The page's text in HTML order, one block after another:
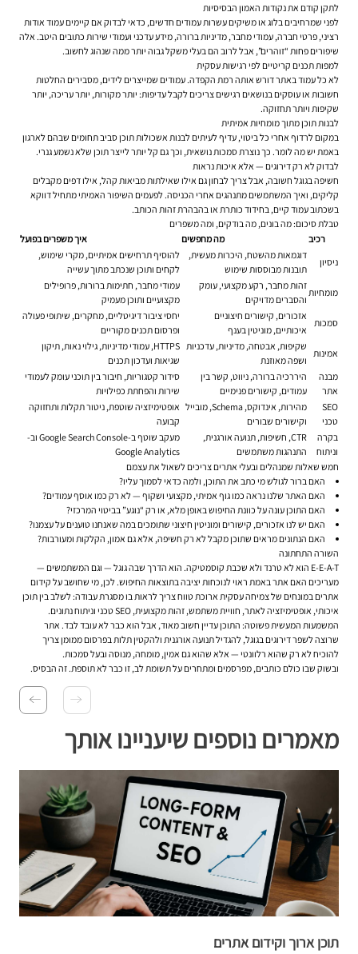
לתקן קודם את נקודות האמון הבסיסיות
לפני שמרחיבים בלוג או משיקים עשרות עמודים חדשים, כדאי לבדוק אם קיימים עמוד אודות
רציני, פרטי חברה, עמודי מחבר, מדיניות ברורה, מידע עדכני ועמודי שירות כתובים היטב. אלה
שיפורים פחות “זוהרים”, אבל לרוב הם בעלי משקל גבוה יותר ממה שנהוג לחשוב.
למפות תכנים קריטיים לפי רגישות עסקית
לא כל עמוד באתר דורש אותה רמת הקפדה. עמודים שמייצרים לידים, מסבירים החלטות
חשובות או עוסקים בנושאים רגישים צריכים לקבל עדיפות: יותר מקורות, יותר עריכה, יותר
שקיפות ויותר תחזוקה.
לבנות תוכן מתוך מומחיות אמיתית
במקום לרדוף אחרי כל ביטוי, עדיף לעיתים לבנות אשכולות תוכן סביב תחומים שבהם לארגון
באמת יש מה לומר. כך נוצרת סמכות נושאית, וכך גם קל יותר לייצר תוכן שלא נשמע גנרי.
לבדוק לא רק דירוגים — אלא איכות נראות
חשיפה בגוגל חשובה, אבל צריך לבחון גם אילו שאילתות מביאות קהל, אילו דפים מקבלים
קליקים, ואיך המשתמשים מתנהגים אחרי הכניסה. לפעמים השיפור האמיתי מתחיל דווקא
בשכתוב עמוד קיים, בחידוד כותרת או בהבהרת זהות הכותב.
טבלת סיכום: מה בונים, מה בודקים, ומה משפרים
רכיב
מה מחפשים
איך משפרים בפועל
ניסיון
דוגמאות מהשטח, היכרות מעשית,
תובנות מבוססות שימוש
להוסיף תרחישים אמיתיים, מקרי שימוש,
לקחים ותוכן שנכתב מתוך עשייה
מומחיות
זהות מחבר, רקע מקצועי, עומק
והסברים מדויקים
עמודי מחבר, חתימות ברורות, פרופילים
מקצועיים ותוכן מעמיק
סמכות
אזכורים, קישורים חיצוניים
איכותיים, מוניטין בענף
יחסי ציבור דיגיטליים, מחקרים, שיתופי פעולה
ופרסום תכנים מקוריים
אמינות
שקיפות, אבטחה, מדיניות, עדכניות
ושפה מאוזנת
HTTPS, עמודי מדיניות, גילוי נאות, תיקון
שגיאות ועדכון תכנים
מבנה
אתר
היררכיה ברורה, ניווט, קשר בין
עמודים, קישורים פנימיים
סידור קטגוריות, חיבור בין תוכני עומק לעמודי
שירות והפחתת כפילויות
SEO
טכני
מהירות, אינדוקס, Schema, מובייל
וקישורים שבורים
אופטימיזציה שוטפת, ניטור תקלות ותחזוקה
קבועה
בקרה
וניתוח
CTR, חשיפות, תנועה אורגנית,
התנהגות משתמשים
מעקב שוטף ב-Google Search Console וב-
Google Analytics
חמש שאלות שמנהלים ובעלי אתרים צריכים לשאול את עצמם
האם ברור לגולש מי כתב את התוכן, ולמה כדאי לסמוך עליו?
האם האתר שלנו נראה כמו גוף אמיתי, מקצועי ושקוף — לא רק כמו אוסף עמודים?
האם התוכן עונה על כוונת החיפוש באופן מלא, או רק “נוגע” בביטוי המרכזי?
האם יש לנו אזכורים, קישורים ומוניטין חיצוני שתומכים במה שאנחנו טוענים על עצמנו?
האם הנתונים מראים שתוכן מקבל לא רק חשיפה, אלא גם אמון, הקלקות ומעורבות?
השורה התחתונה
E-E-A-T הוא לא טרנד ולא שכבת קוסמטיקה. הוא הדרך שבה גוגל — וגם המשתמשים —
מעריכים האם אתר באמת ראוי לנוכחות יציבה בתוצאות החיפוש. לכן, מי שחושב על קידום
אתרים במונחים של צמיחה עסקית ארוכת טווח צריך לראות בו מסגרת עבודה: לשלב בין תוכן
איכותי, אופטימיזציה לאתר, חוויית משתמש, זהות מקצועית, SEO טכני וניתוח נתונים.
המשמעות המעשית פשוטה: התוכן עדיין חשוב מאוד, אבל הוא כבר לא עובד לבד. אתר
שרוצה לשפר דירוגים בגוגל, להגדיל תנועה אורגנית ולהקטין תלות בפרסום ממומן צריך
להוכיח לא רק שהוא רלוונטי — אלא שהוא גם אמין, מומחה, מנוסה ובעל סמכות.
ובשוק שבו כולם כותבים, מפרסמים ומתחרים על תשומת לב, זו כבר לא תוספת. זה הבסיס.
מאמרים נוספים שיעניינו אותך
תוכן ארוך וקידום אתרים